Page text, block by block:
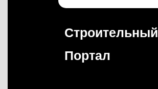
Строительный
Портал